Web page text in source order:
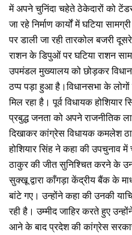
में अपने चुनिंदा चहेते ठेकेदारों को
जा रहे निर्माण कार्यों में घटिया
पर डाली जा रही तारकोल बजरी
राशन के डिपुओं पर घटिया राशन
उपमंडल मुख्यालय को छोड़कर
ठप्प पड़ा हुआ है।विधानसभा के
मिल रहा है। पूर्व विधायक होशियार
प्रबुद्ध जनता को अपने राजनीतिक
दिखाकर कांग्रेस विधायक कमलेश
होशियार सिंह ने कहा की उपचुनाव
ठाकुर की जीत सुनिश्चित करने के
सुक्खू द्वारा काँगड़ा केंद्रीय बैंक के
बांटे गए। उन्होंने कहा की उनकी
रही है। उम्मीद जाहिर करते हुए
आने के बाद प्रदेश की कांग्रेस